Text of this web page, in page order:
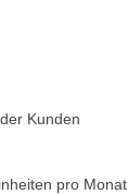
Kunden
pro Monat